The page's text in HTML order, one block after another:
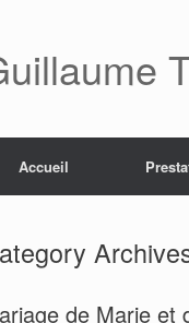
Accueil
de Marie et